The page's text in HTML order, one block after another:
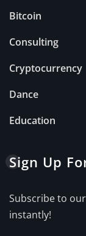
Bitcoin
Consulting
Cryptocurrency
Dance
Education
Sign Up
Subscribe to
instantly!